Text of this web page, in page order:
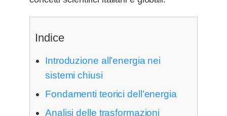
Indice
Introduzione all’energia nei
sistemi chiusi
Fondamenti teorici dell’energia
Analisi delle trasformazioni